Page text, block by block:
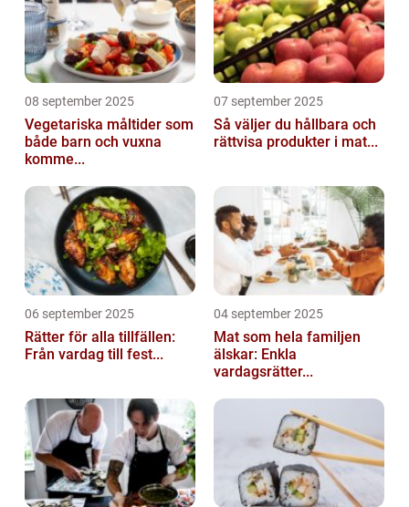
08 september 2025
Vegetariska måltider som
både barn och vuxna
komme...
07 september 2025
Så väljer du hållbara och
rättvisa produkter i mat...
06 september 2025
Rätter för alla tillfällen:
Från vardag till fest...
04 september 2025
Mat som hela familjen
älskar: Enkla
vardagsrätter...